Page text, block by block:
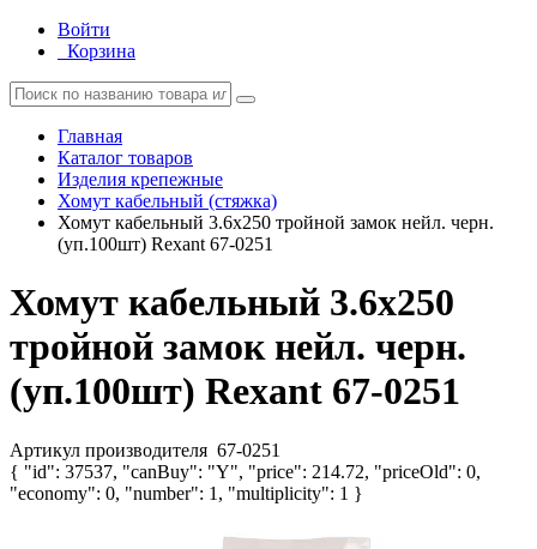
Войти
Корзина
Главная
Каталог товаров
Изделия крепежные
Хомут кабельный (стяжка)
Хомут кабельный 3.6х250 тройной замок нейл. черн.
(уп.100шт) Rexant 67-0251
Хомут кабельный 3.6х250
тройной замок нейл. черн.
(уп.100шт) Rexant 67-0251
Артикул производителя 67-0251
{ "id": 37537, "canBuy": "Y", "price": 214.72, "priceOld": 0,
"economy": 0, "number": 1, "multiplicity": 1 }